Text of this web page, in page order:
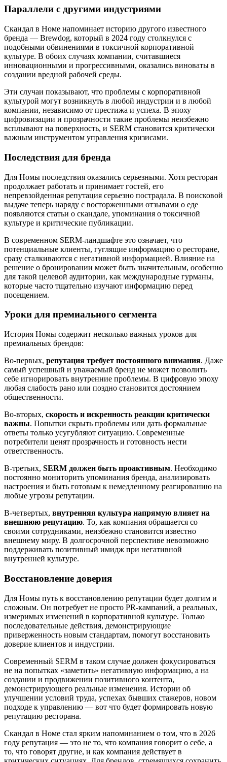
Параллели с другими индустриями
Скандал в Номе напоминает историю другого известного
бренда — Brewdog, который в 2024 году столкнулся с
подобными обвинениями в токсичной корпоративной
культуре. В обоих случаях компании, считавшиеся
инновационными и прогрессивными, оказались виноваты в
создании вредной рабочей среды.
Эти случаи показывают, что проблемы с корпоративной
культурой могут возникнуть в любой индустрии и в любой
компании, независимо от престижа и успеха. В эпоху
цифровизации и прозрачности такие проблемы неизбежно
всплывают на поверхность, и SERM становится критически
важным инструментом управления кризисами.
Последствия для бренда
Для Номы последствия оказались серьезными. Хотя ресторан
продолжает работать и принимает гостей, его
непревзойденная репутация серьезно пострадала. В поисковой
выдаче теперь наряду с восторженными отзывами о еде
появляются статьи о скандале, упоминания о токсичной
культуре и критические публикации.
В современном SERM-ландшафте это означает, что
потенциальные клиенты, гуглящие информацию о ресторане,
сразу сталкиваются с негативной информацией. Влияние на
решение о бронировании может быть значительным, особенно
для такой целевой аудитории, как международные гурманы,
которые часто тщательно изучают информацию перед
посещением.
Уроки для премиального сегмента
История Номы содержит несколько важных уроков для
премиальных брендов:
Во-первых, репутация требует постоянного внимания. Даже
самый успешный и уважаемый бренд не может позволить
себе игнорировать внутренние проблемы. В цифровую эпоху
любая слабость рано или поздно становится достоянием
общественности.
Во-вторых, скорость и искренность реакции критически
важны. Попытки скрыть проблемы или дать формальные
ответы только усугубляют ситуацию. Современные
потребители ценят прозрачность и готовность нести
ответственность.
В-третьих, SERM должен быть проактивным. Необходимо
постоянно мониторить упоминания бренда, анализировать
настроения и быть готовым к немедленному реагированию на
любые угрозы репутации.
В-четвертых, внутренняя культура напрямую влияет на
внешнюю репутацию. То, как компания обращается со
своими сотрудниками, неизбежно становится известно
внешнему миру. В долгосрочной перспективе невозможно
поддерживать позитивный имидж при негативной
внутренней культуре.
Восстановление доверия
Для Номы путь к восстановлению репутации будет долгим и
сложным. Он потребует не просто PR-кампаний, а реальных,
измеримых изменений в корпоративной культуре. Только
последовательные действия, демонстрирующие
приверженность новым стандартам, помогут восстановить
доверие клиентов и индустрии.
Современный SERM в таком случае должен фокусироваться
не на попытках «заметить» негативную информацию, а на
создании и продвижении позитивного контента,
демонстрирующего реальные изменения. Истории об
улучшении условий труда, успехах бывших стажеров, новом
подходе к управлению — вот что будет формировать новую
репутацию ресторана.
Скандал в Номе стал ярким напоминанием о том, что в 2026
году репутация — это не то, что компания говорит о себе, а
то, что говорят другие, и как компания действует в